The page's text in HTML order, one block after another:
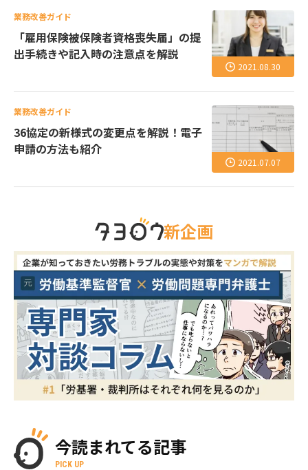
2021.08.30
業務改善ガイド
「雇用保険被保険者資格喪失届」の提
出手続きや記入時の注意点を解説
2021.07.07
業務改善ガイド
36協定の新様式の変更点を解説！電子
申請の方法も紹介
新企画
今読まれてる記事
PICK UP